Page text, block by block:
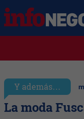
Y además…
La moda